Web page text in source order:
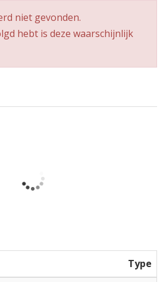
niet gevonden.
hebt is deze waarschijnlijk
Type